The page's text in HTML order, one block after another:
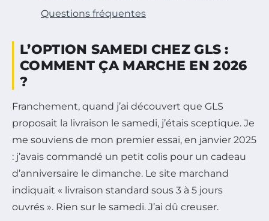
Questions fréquentes
L’OPTION SAMEDI CHEZ GLS :
COMMENT ÇA MARCHE EN 2026
?
Franchement, quand j’ai découvert que GLS
proposait la livraison le samedi, j’étais sceptique. Je
me souviens de mon premier essai, en janvier 2025
: j’avais commandé un petit colis pour un cadeau
d’anniversaire le dimanche. Le site marchand
indiquait « livraison standard sous 3 à 5 jours
ouvrés ». Rien sur le samedi. J’ai dû creuser.